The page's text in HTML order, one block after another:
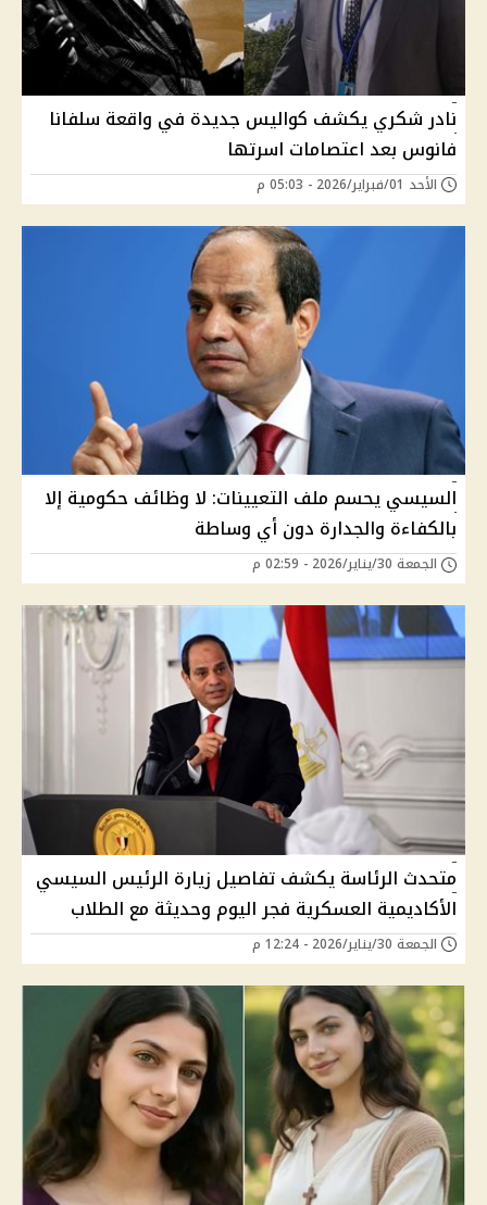
نادر شكري يكشف كواليس جديدة في واقعة سلفانا
فانوس بعد اعتصامات اسرتها
الأحد 01/فبراير/2026 - 05:03 م
السيسي يحسم ملف التعيينات: لا وظائف حكومية إلا
بالكفاءة والجدارة دون أي وساطة
الجمعة 30/يناير/2026 - 02:59 م
متحدث الرئاسة يكشف تفاصيل زيارة الرئيس السيسي
الأكاديمية العسكرية فجر اليوم وحديثة مع الطلاب
الجمعة 30/يناير/2026 - 12:24 م